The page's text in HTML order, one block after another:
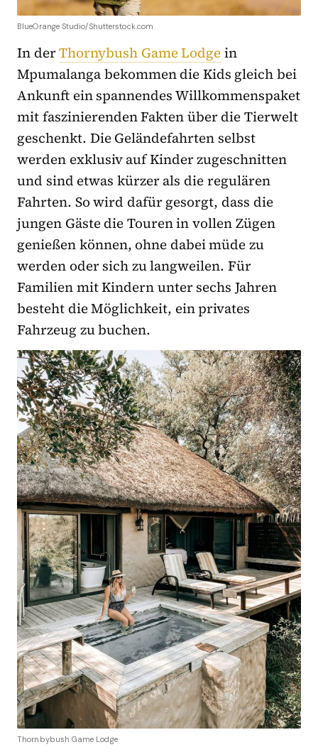
BlueOrange Studio/Shutterstock.com
In derThornybush Game Lodgein
Mpumalanga bekommen die Kids gleich bei
Ankunft ein spannendes Willkommenspaket
mit faszinierenden Fakten über die Tierwelt
geschenkt. Die Geländefahrten selbst
werden exklusiv auf Kinder zugeschnitten
und sind etwas kürzer als die regulären
Fahrten. So wird dafür gesorgt, dass die
jungen Gäste die Touren in vollen Zügen
genießen können, ohne dabei müde zu
werden oder sich zu langweilen. Für
Familien mit Kindern unter sechs Jahren
besteht die Möglichkeit, ein privates
Fahrzeug zu buchen.
Thornbybush Game Lodge